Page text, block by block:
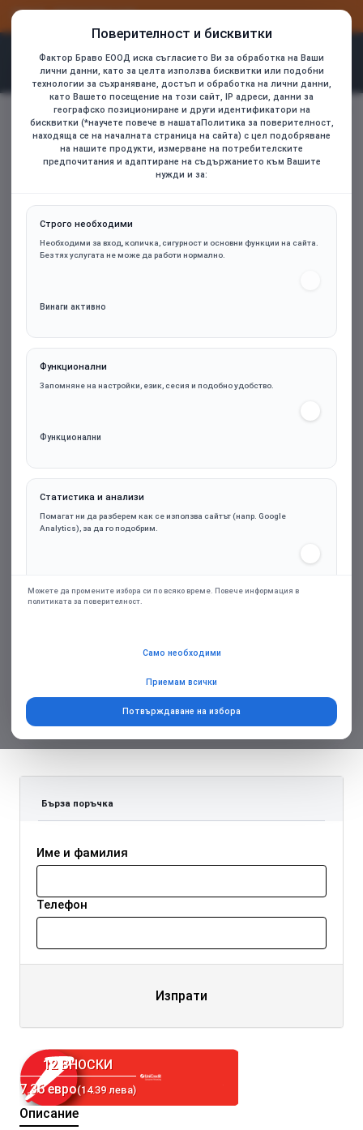
Поверителност и бисквитки
Фактор Браво ЕООД иска съгласието Ви за обработка на Ваши
лични данни, като за целта използва бисквитки или подобни
технологии за съхраняване, достъп и обработка на лични данни,
като Вашето посещение на този сайт, IP адреси, данни за
географско позициониране и други идентификатори на
бисквитки (*научете повече в нашатаПолитика за поверителност,
находяща се на началната страница на сайта) с цел подобряване
на нашите продукти, измерване на потребителските
предпочитания и адаптиране на съдържанието към Вашите
нужди и за:
Строго необходими
Необходими за вход, количка, сигурност и основни функции на сайта.
Без тях услугата не може да работи нормално.
Винаги активно
Функционални
Запомняне на настройки, език, сесия и подобно удобство.
Функционални
Статистика и анализи
Помагат ни да разберем как се използва сайтът (напр. Google
Analytics), за да го подобрим.
Персонализирани оферти и ремаркетинг чрез партньорски платформи
Можете да промените избора си по всяко време. Повече информация в
политиката за поверителност.
Само необходими
Приемам всички
Потвърждаване на избора
ВХОД
home
be quiet! охладител за процесор CPU Cooler - Dark Rock 5
Dark Rock 5
75.50€ (147.66лв.)
Добави в желани Добави за сравняване
Бърза поръчка
Име и фамилия
Телефон
Изпрати
12 ВНОСКИ
7.36 евро(14.39 лева)
Описание